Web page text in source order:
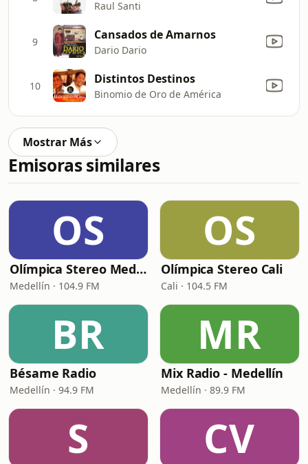
Raul Santi
9 Cansados de Amarnos
Dario Dario
10 Distintos Destinos
Binomio de Oro de América
Mostrar Más
Emisoras similares
OS
Olímpica Stereo Medellín
Medellín · 104.9 FM
OS
Olímpica Stereo Cali
Cali · 104.5 FM
BR
Bésame Radio
Medellín · 94.9 FM
MR
Mix Radio - Medellín
Medellín · 89.9 FM
S CV